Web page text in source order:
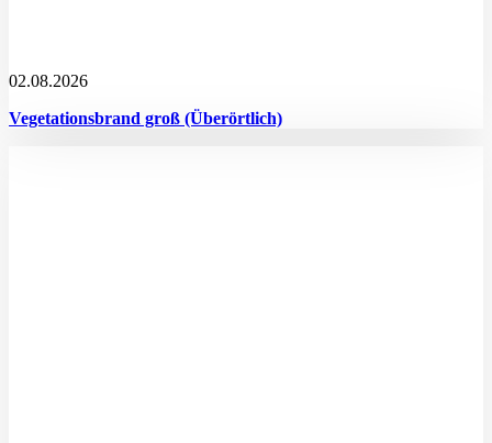
02.08.2026
Vegetationsbrand groß (Überörtlich)